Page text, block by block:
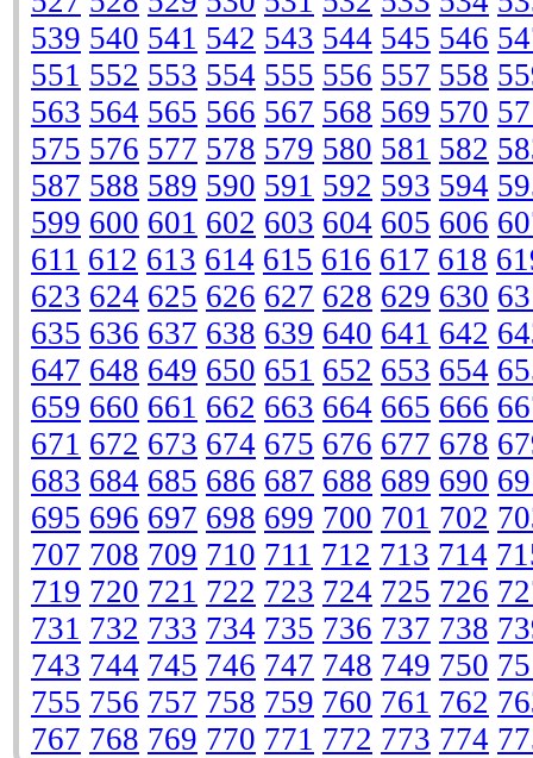
539 540 541 542 543 544 545 546
551 552 553 554 555 556 557 558
563 564 565 566 567 568 569 570
575 576 577 578 579 580 581 582
587 588 589 590 591 592 593 594
599 600 601 602 603 604 605 606
611 612 613 614 615 616 617 618
623 624 625 626 627 628 629 630
635 636 637 638 639 640 641 642
647 648 649 650 651 652 653 654
659 660 661 662 663 664 665 666
671 672 673 674 675 676 677 678
683 684 685 686 687 688 689 690
695 696 697 698 699 700 701 702
707 708 709 710 711 712 713 714
719 720 721 722 723 724 725 726
731 732 733 734 735 736 737 738
743 744 745 746 747 748 749 750
755 756 757 758 759 760 761 762
767 768 769 770 771 772 773 774